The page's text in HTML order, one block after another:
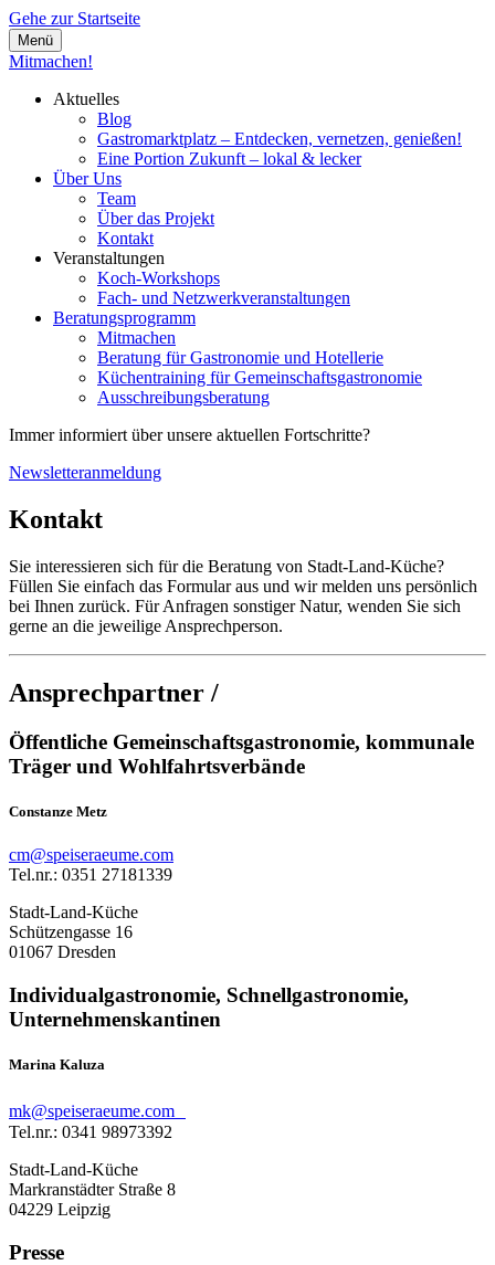
Gehe zur Startseite
Menü
Mitmachen!
Aktuelles
Blog
Gastromarktplatz – Entdecken, vernetzen, genießen!
Eine Portion Zukunft – lokal & lecker
Über Uns
Team
Über das Projekt
Kontakt
Veranstaltungen
Koch-Workshops
Fach- und Netzwerkveranstaltungen
Beratungsprogramm
Mitmachen
Beratung für Gastronomie und Hotellerie
Küchentraining für Gemeinschaftsgastronomie
Ausschreibungsberatung
Immer informiert über unsere aktuellen Fortschritte?
Newsletteranmeldung
Kontakt
Sie interessieren sich für die Beratung von Stadt-Land-Küche?
Füllen Sie einfach das Formular aus und wir melden uns persönlich
bei Ihnen zurück. Für Anfragen sonstiger Natur, wenden Sie sich
gerne an die jeweilige Ansprechperson.
Ansprechpartner /
Öffentliche Gemeinschaftsgastronomie, kommunale
Träger und Wohlfahrtsverbände
Constanze Metz
cm@speiseraeume.com
Tel.nr.: 0351 27181339
Stadt-Land-Küche
Schützengasse 16
01067 Dresden
Individualgastronomie, Schnellgastronomie,
Unternehmenskantinen
Marina Kaluza
mk@speiseraeume.com
Tel.nr.: 0341 98973392
Stadt-Land-Küche
Markranstädter Straße 8
04229 Leipzig
Presse